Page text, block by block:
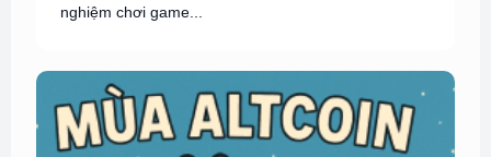
nghiệm chơi game...